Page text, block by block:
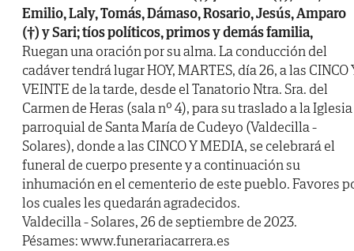
Emilio, Laly, Tomás, Dámaso, Rosario, Jesús, Amparo
(†) y Sari; tíos políticos, primos y demás familia,
Ruegan una oración por su alma. La conducción del
cadáver tendrá lugar HOY, MARTES, día 26, a las CINCO
VEINTE de la tarde, desde el Tanatorio Ntra. Sra. del
Carmen de Heras (sala nº 4), para su traslado a la Iglesia
parroquial de Santa María de Cudeyo (Valdecilla -
Solares), donde a las CINCO Y MEDIA, se celebrará el
funeral de cuerpo presente y a continuación su
inhumación en el cementerio de este pueblo. Favores
los cuales les quedarán agradecidos.
Valdecilla - Solares, 26 de septiembre de 2023.
Pésames: www.funerariacarrera.es